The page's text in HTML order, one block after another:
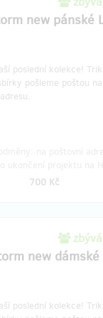
new pánské
poslední kolekce!​
pošleme poštou na
700 Kč
new dámské
poslední kolekce!​